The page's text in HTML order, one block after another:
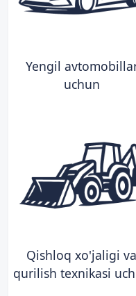
Yengil
uchun
Qishloq xo'jaligi va
qurilish texnikasi